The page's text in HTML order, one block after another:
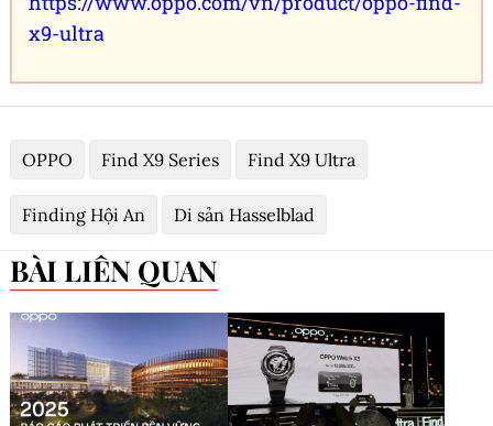
x9-ultra
OPPO Find X9 Series Find X9 Ultra
Finding Hội An Di sản Hasselblad
BÀI LIÊN QUAN